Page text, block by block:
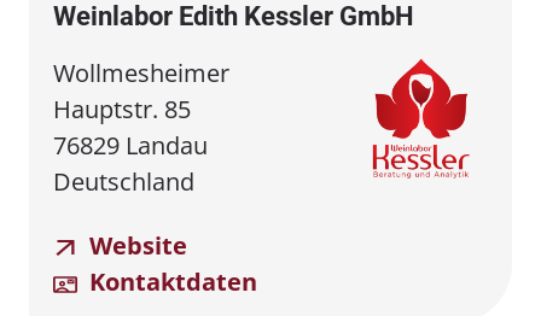
Weinlabor Edith Kessler GmbH
Wollmesheimer
Hauptstr. 85
76829 Landau
Deutschland
Website
Kontaktdaten